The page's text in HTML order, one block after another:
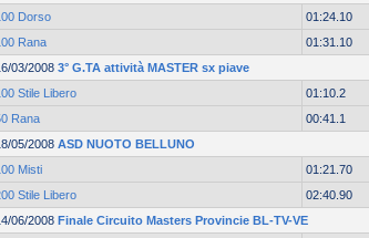
Dorso
01:24.10
Rana
01:31.10
03/2008 3° G.TA attività MASTER sx piave
Stile Libero
01:10.2
Rana
00:41.1
05/2008 ASD NUOTO BELLUNO
Misti
01:21.70
Stile Libero
02:40.90
06/2008 Finale Circuito Masters Provincie BL-TV-VE